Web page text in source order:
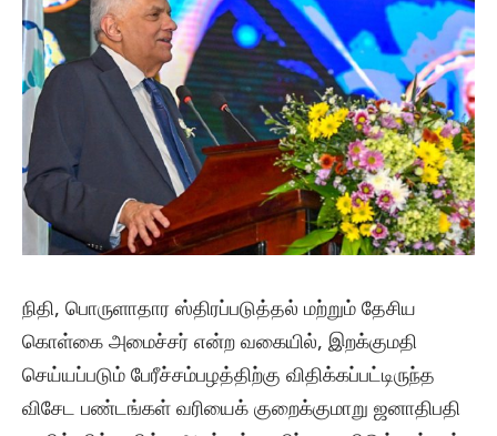
நிதி, பொருளாதார ஸ்திரப்படுத்தல் மற்றும் தேசிய
கொள்கை அமைச்சர் என்ற வகையில், இறக்குமதி
செய்யப்படும் பேரீச்சம்பழத்திற்கு விதிக்கப்பட்டிருந்த
விசேட பண்டங்கள் வரியைக் குறைக்குமாறு ஜனாதிபதி